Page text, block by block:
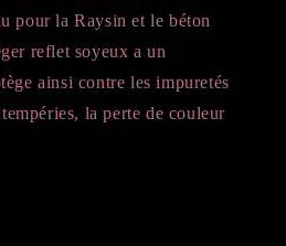
pour la Raysin et le béton
reflet soyeux a un
ainsi contre les impuretés
la perte de couleur